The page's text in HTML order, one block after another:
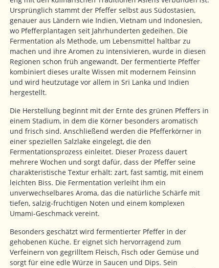
Ursprünglich stammt der Pfeffer selbst aus Südostasien,
genauer aus Ländern wie Indien, Vietnam und Indonesien,
wo Pfefferplantagen seit Jahrhunderten gedeihen. Die
Fermentation als Methode, um Lebensmittel haltbar zu
machen und ihre Aromen zu intensivieren, wurde in diesen
Regionen schon früh angewandt. Der fermentierte Pfeffer
kombiniert dieses uralte Wissen mit modernem Feinsinn
und wird heutzutage vor allem in Sri Lanka und Indien
hergestellt.
Die Herstellung beginnt mit der Ernte des grünen Pfeffers in
einem Stadium, in dem die Körner besonders aromatisch
und frisch sind. Anschließend werden die Pfefferkörner in
einer speziellen Salzlake eingelegt, die den
Fermentationsprozess einleitet. Dieser Prozess dauert
mehrere Wochen und sorgt dafür, dass der Pfeffer seine
charakteristische Textur erhält: zart, fast samtig, mit einem
leichten Biss. Die Fermentation verleiht ihm ein
unverwechselbares Aroma, das die natürliche Schärfe mit
tiefen, salzig-fruchtigen Noten und einem komplexen
Umami-Geschmack vereint.
Besonders geschätzt wird fermentierter Pfeffer in der
gehobenen Küche. Er eignet sich hervorragend zum
Verfeinern von gegrilltem Fleisch, Fisch oder Gemüse und
sorgt für eine edle Würze in Saucen und Dips. Sein